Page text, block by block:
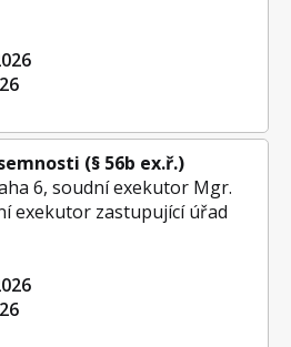
(§ 56b ex.ř.)
6, soudní exekutor Mgr.
exekutor zastupující úřad